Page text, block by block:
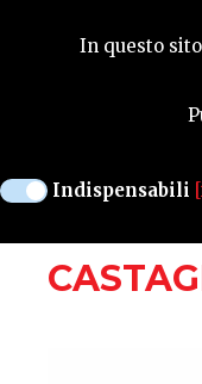
In questo
Indispensabili